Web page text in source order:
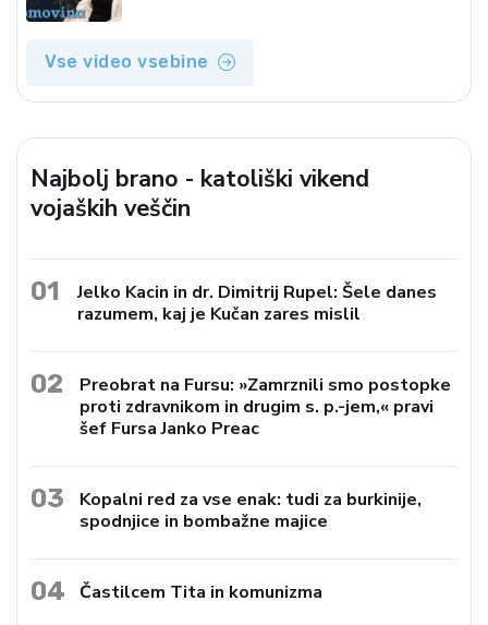
Vse video vsebine
Najbolj brano - katoliški vikend
vojaških veščin
01
Jelko Kacin in dr. Dimitrij Rupel: Šele danes
razumem, kaj je Kučan zares mislil
02
Preobrat na Fursu: »Zamrznili smo postopke
proti zdravnikom in drugim s. p.-jem,« pravi
šef Fursa Janko Preac
03
Kopalni red za vse enak: tudi za burkinije,
spodnjice in bombažne majice
04 Častilcem Tita in komunizma